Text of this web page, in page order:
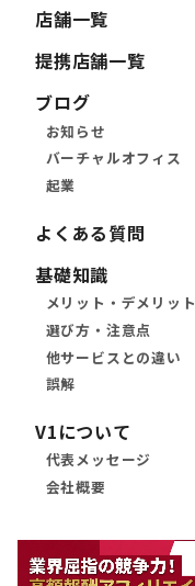
店舗一覧
提携店舗一覧
ブログ
お知らせ
バーチャルオフィス
起業
よくある質問
基礎知識
メリット・デメリット
選び方・注意点
他サービスとの違い
誤解
V1について
代表メッセージ
会社概要